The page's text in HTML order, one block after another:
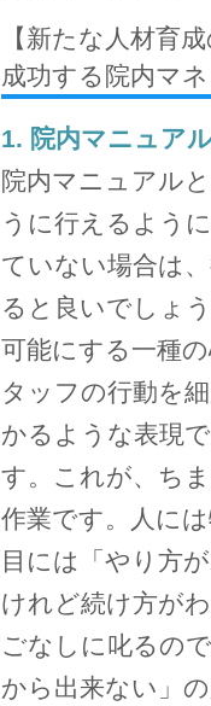
【新たな人材育
成功する院内マ
1. 院内マニュア
院内マニュアル
うに行えるよう
ていない場合は
ると良いでしょ
可能にする一種
タッフの行動を
かるような表現
す。これが、ち
作業です。人に
目には「やり方
けれど続け方が
ごなしに叱るの
から出来ない」